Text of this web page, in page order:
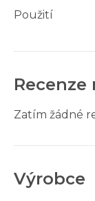
Použití
Zatím žádné
Výrobce